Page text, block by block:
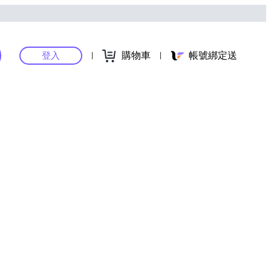
登入 購物車 帳號綁定送